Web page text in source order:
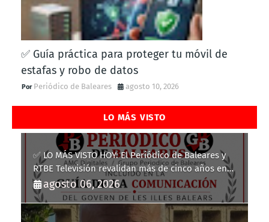
✅ Guía práctica para proteger tu móvil de
estafas y robo de datos
Periódico de Baleares agosto 10, 2026
LO MÁS VISTO
✅ LO MÁS VISTO HOY: El Periódico de Baleares y
RTBE Televisión revalidan más de cinco años en
la Guía de la Comunicación del Govern de les Illes
Balears
agosto 06, 2026